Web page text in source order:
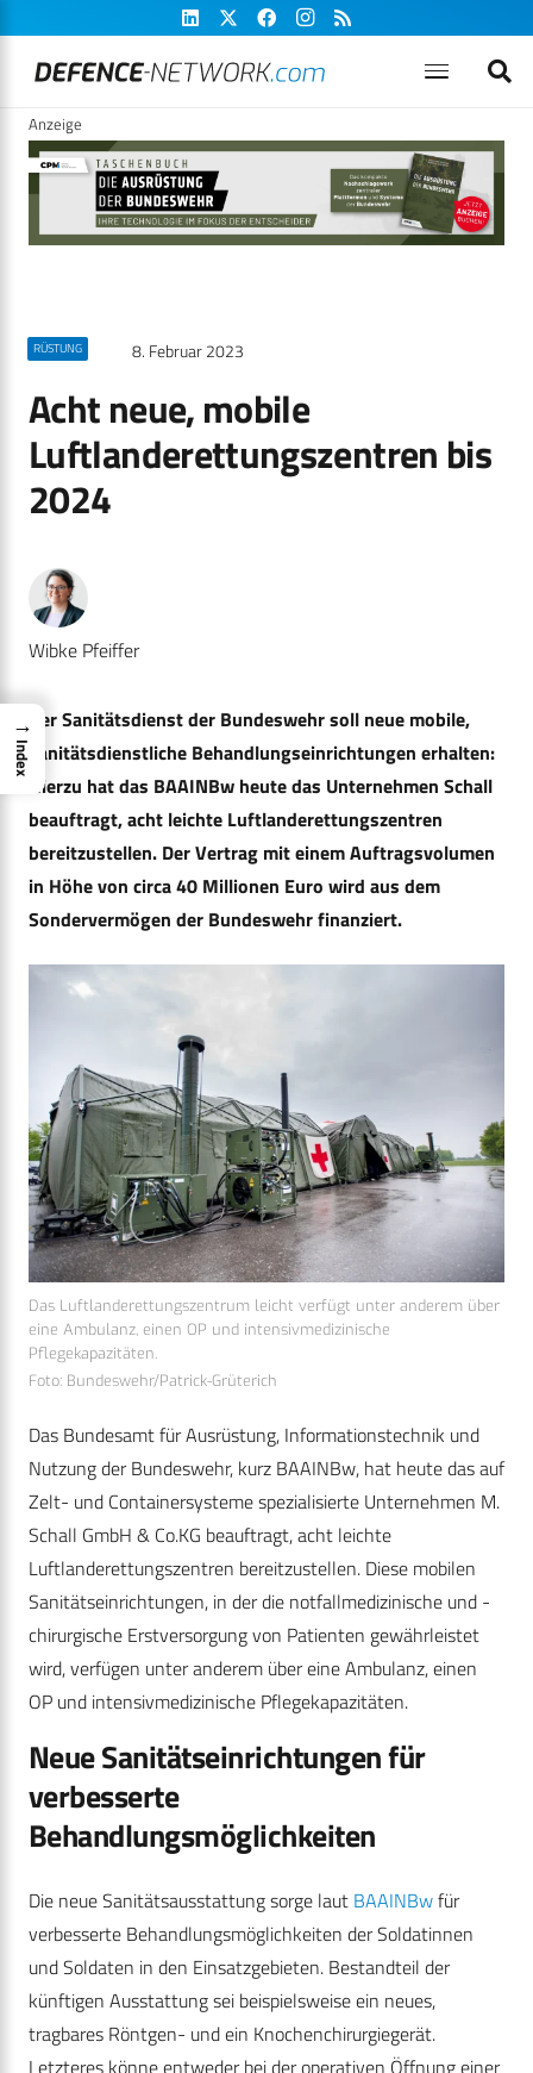
Anzeige
RÜSTUNG 8. Februar 2023
Acht neue, mobile
Luftlanderettungszentren bis
2024
Wibke Pfeiffer
Der Sanitätsdienst der Bundeswehr soll neue mobile,
sanitätsdienstliche Behandlungseinrichtungen erhalten:
Hierzu hat das BAAINBw heute das Unternehmen Schall
beauftragt, acht leichte Luftlanderettungszentren
bereitzustellen. Der Vertrag mit einem Auftragsvolumen
in Höhe von circa 40 Millionen Euro wird aus dem
Sondervermögen der Bundeswehr finanziert.
Das Luftlanderettungszentrum leicht verfügt unter anderem über
eine Ambulanz, einen OP und intensivmedizinische
Pflegekapazitäten.
Foto: Bundeswehr/Patrick-Grüterich
Das Bundesamt für Ausrüstung, Informationstechnik und
Nutzung der Bundeswehr, kurz BAAINBw, hat heute das auf
Zelt- und Containersysteme spezialisierte Unternehmen M.
Schall GmbH & Co.KG beauftragt, acht leichte
Luftlanderettungszentren bereitzustellen. Diese mobilen
Sanitätseinrichtungen, in der die notfallmedizinische und -
chirurgische Erstversorgung von Patienten gewährleistet
wird, verfügen unter anderem über eine Ambulanz, einen
OP und intensivmedizinische Pflegekapazitäten.
Neue Sanitätseinrichtungen für
verbesserte
Behandlungsmöglichkeiten
Die neue Sanitätsausstattung sorge laut BAAINBwfür
verbesserte Behandlungsmöglichkeiten der Soldatinnen
und Soldaten in den Einsatzgebieten. Bestandteil der
künftigen Ausstattung sei beispielsweise ein neues,
tragbares Röntgen- und ein Knochenchirurgiegerät.
Letzteres könne entweder bei der operativen Öffnung einer
→
Index